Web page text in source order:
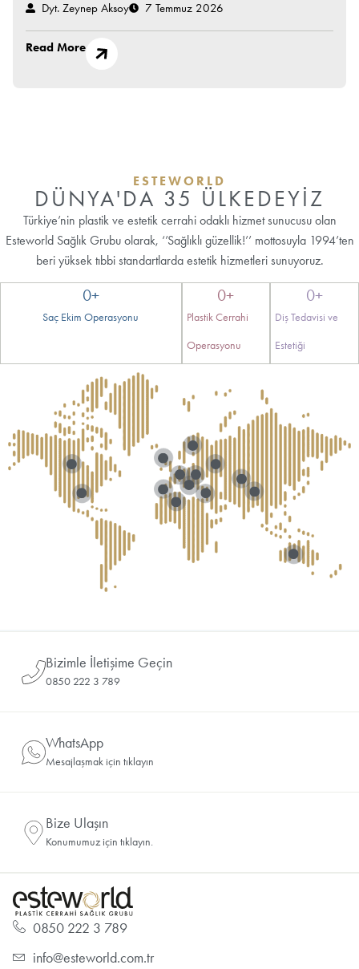
Dyt. Zeynep Aksoy 7 Temmuz 2026
Read More
ESTEWORLD
DÜNYA'DA 35 ÜLKEDEYİZ
Türkiye’nin plastik ve estetik cerrahi odaklı hizmet sunucusu olan
Esteworld Sağlık Grubu olarak, ‘’Sağlıklı güzellik!’’ mottosuyla 1994’ten
beri yüksek tıbbi standartlarda estetik hizmetleri sunuyoruz.
Saç Ekim Operasyonu
0+
Plastik Cerrahi
Operasyonu
0+
Diş Tedavisi ve
Estetiği
0+
Bizimle İletişime Geçin
0850 222 3 789
WhatsApp
Mesajlaşmak için tıklayın
Bize Ulaşın
Konumumuz için tıklayın.
0850 222 3 789
info@esteworld.com.tr